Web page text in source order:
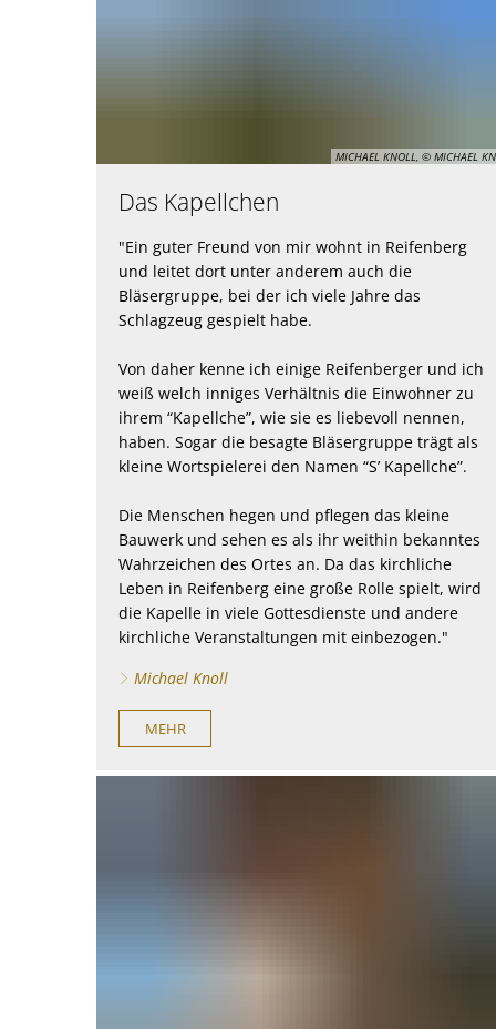
MICHAEL KNOLL, © MICHAEL
Das Kapellchen
"Ein guter Freund von mir wohnt in Reifenberg
und leitet dort unter anderem auch die
Bläsergruppe, bei der ich viele Jahre das
Schlagzeug gespielt habe.
Von daher kenne ich einige Reifenberger und ich
weiß welch inniges Verhältnis die Einwohner zu
ihrem “Kapellche”, wie sie es liebevoll nennen,
haben. Sogar die besagte Bläsergruppe trägt als
kleine Wortspielerei den Namen “S’ Kapellche”.
Die Menschen hegen und pflegen das kleine
Bauwerk und sehen es als ihr weithin bekanntes
Wahrzeichen des Ortes an. Da das kirchliche
Leben in Reifenberg eine große Rolle spielt, wird
die Kapelle in viele Gottesdienste und andere
kirchliche Veranstaltungen mit einbezogen."
Michael Knoll
MEHR